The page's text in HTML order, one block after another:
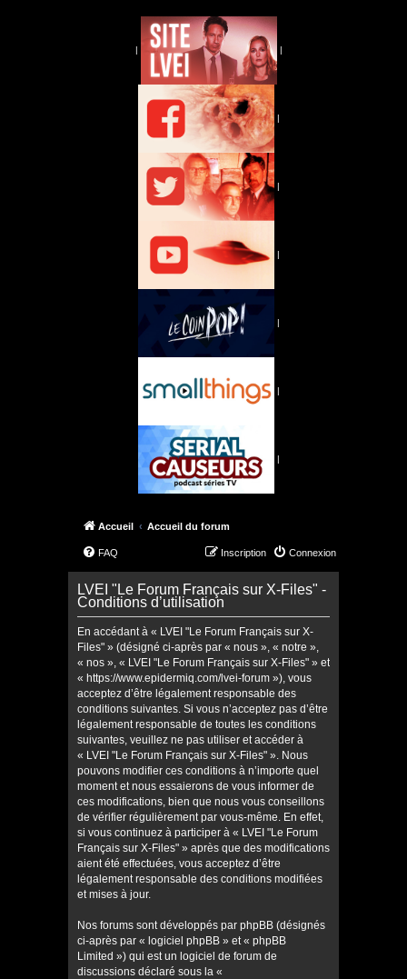
| |
|
|
|
|
|
|
Accueil Accueil du forum
FAQ Connexion
Inscription
LVEI "Le Forum Français sur X-Files" -
Conditions d’utilisation
En accédant à « LVEI "Le Forum Français sur X-
Files" » (désigné ci-après par « nous », « notre »,
« nos », « LVEI "Le Forum Français sur X-Files" » et
« https://www.epidermiq.com/lvei-forum »), vous
acceptez d’être légalement responsable des
conditions suivantes. Si vous n’acceptez pas d’être
légalement responsable de toutes les conditions
suivantes, veuillez ne pas utiliser et accéder à
« LVEI "Le Forum Français sur X-Files" ». Nous
pouvons modifier ces conditions à n’importe quel
moment et nous essaierons de vous informer de
ces modifications, bien que nous vous conseillons
de vérifier régulièrement par vous-même. En effet,
si vous continuez à participer à « LVEI "Le Forum
Français sur X-Files" » après que des modifications
aient été effectuées, vous acceptez d’être
légalement responsable des conditions modifiées
et mises à jour.
Nos forums sont développés par phpBB (désignés
ci-après par « logiciel phpBB » et « phpBB
Limited ») qui est un logiciel de forum de
discussions déclaré sous la «